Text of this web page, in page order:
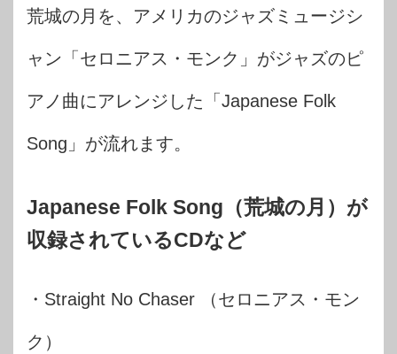
荒城の月を、アメリカのジャズミュージシ
ャン「セロニアス・モンク」がジャズのピ
アノ曲にアレンジした「Japanese Folk
Song」が流れます。
Japanese Folk Song（荒城の月）が
収録されているCDなど
・Straight No Chaser （セロニアス・モン
ク）